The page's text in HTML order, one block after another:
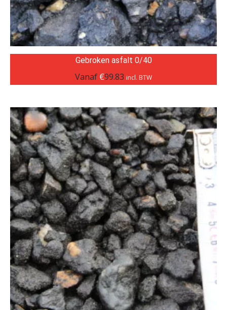
Gebroken asfalt 0/40
Vanaf €99.83 incl. BTW